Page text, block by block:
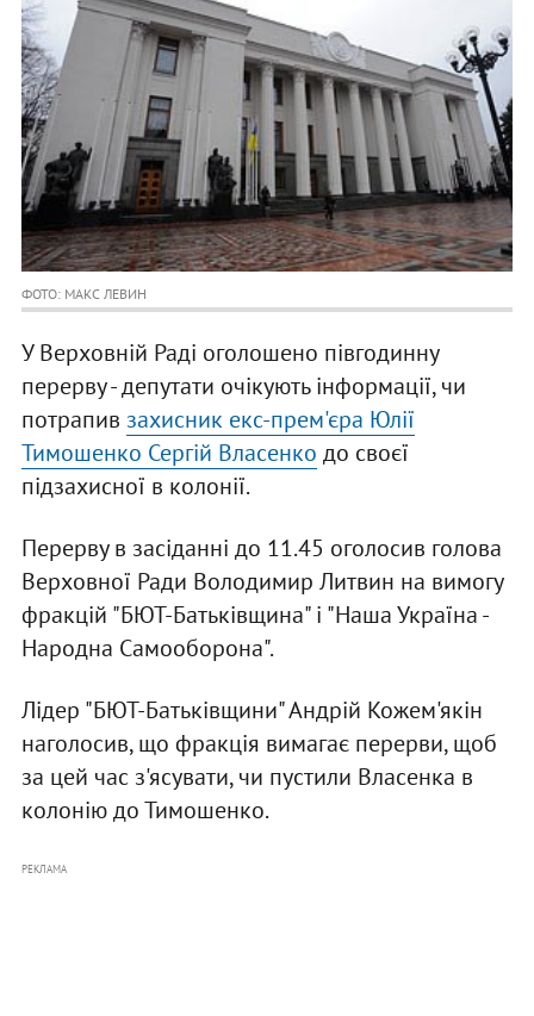
ФОТО: МАКС ЛЕВИН
У Верховній Раді оголошено півгодинну
перерву - депутати очікують інформації, чи
потрапив захисник екс-прем'єра Юлії
Тимошенко Сергій Власенко до своєї
підзахисної в колонії.
Перерву в засіданні до 11.45 оголосив голова
Верховної Ради Володимир Литвин на вимогу
фракцій "БЮТ-Батьківщина" і "Наша Україна -
Народна Самооборона".
Лідер "БЮТ-Батьківщини" Андрій Кожем'якін
наголосив, що фракція вимагає перерви, щоб
за цей час з'ясувати, чи пустили Власенка в
колонію до Тимошенко.
РЕКЛАМА